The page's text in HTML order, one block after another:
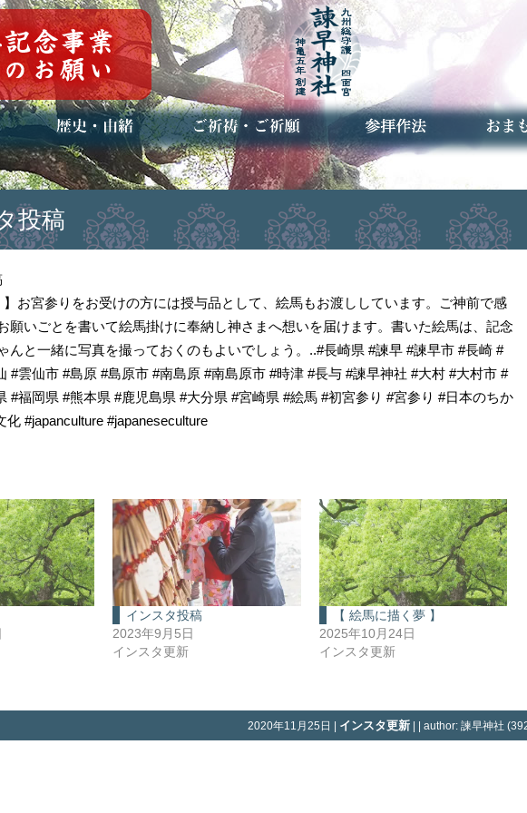
歴史・ご祭神
年中行事
メディア掲載 ご祈祷・ご祈願とは
安産祈願
初宮参り
七五三詣
長寿のお祝い
神前結婚式
厄祓い・方位除け
車のお祓い
地鎮祭
神葬祭（神式の葬儀） 神社とは
お参りの作法
投稿
】お宮参りをお受けの方には授与品として、絵馬もお渡ししています。ご神前で感
願いごとを書いて絵馬掛けに奉納し神さまへ想いを届けます。書いた絵馬は、記念
んと一緒に写真を撮っておくのもよいでしょう。..#長崎県 #諫早 #諫早市 #長崎 #
#雲仙市 #島原 #島原市 #南島原 #南島原市 #時津 #長与 #諫早神社 #大村 #大村市 #
#福岡県 #熊本県 #鹿児島県 #大分県 #宮崎県 #絵馬 #初宮参り #宮参り #日本のちか
化 #japanculture #japaneseculture
インスタ投稿
2023年9月5日
インスタ更新
【 絵馬に描く夢 】
2025年10月24日
インスタ更新
2020年11月25日 | インスタ更新 | | author: 諫早神社